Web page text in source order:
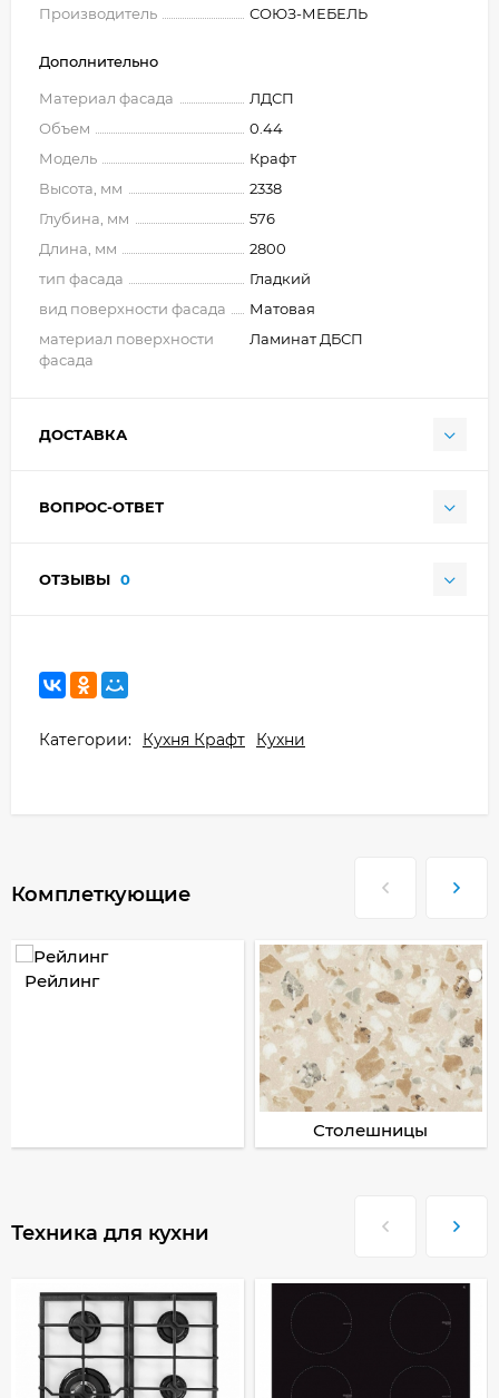
Производитель СОЮЗ-МЕБЕЛЬ
Дополнительно
Материал фасада
ЛДСП
Объем
0.44
Модель
Крафт
Высота, мм
2338
Глубина, мм
576
Длина, мм
2800
тип фасада
Гладкий
вид поверхности фасада
Матовая
материал поверхности
фасада
Ламинат ДБСП
ДОСТАВКА
ВОПРОС-ОТВЕТ
ОТЗЫВЫ 0
Категории: Кухня Крафт Кухни
Комплеткующие
Рейлинг
Столешницы
Техника для кухни